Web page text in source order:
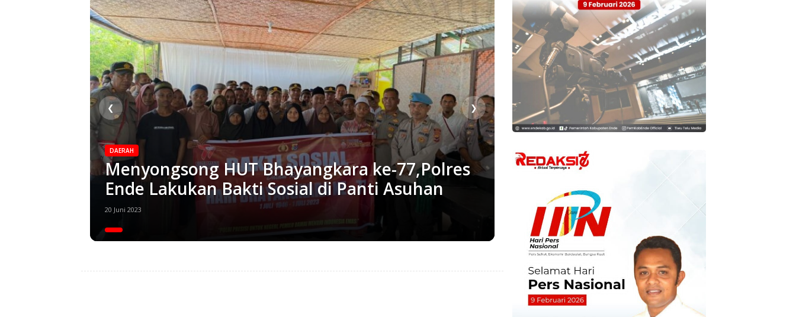
DAERAH
Menyongsong HUT Bhayangkara ke-77,Polres
Ende Lakukan Bakti Sosial di Panti Asuhan
20 Juni 2023
❮ ❯